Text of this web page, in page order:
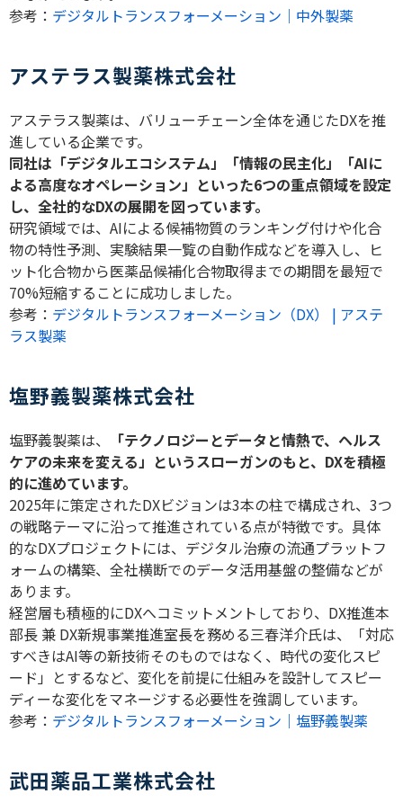
参考： デジタルトランスフォーメーション｜中外製薬
アステラス製薬株式会社
アステラス製薬は、バリューチェーン全体を通じたDXを推
進している企業です。
同社は「デジタルエコシステム」「情報の民主化」「AIに
よる高度なオペレーション」といった6つの重点領域を設定
し、全社的なDXの展開を図っています。
研究領域では、 AIによる候補物質のランキング付けや化合
物の特性予測、実験結果一覧の自動作成などを導入し、ヒ
ット化合物から医薬品候補化合物取得までの期間を最短で
70%短縮することに成功しました。
参考： デジタルトランスフォーメーション（DX） | アステ
ラス製薬
塩野義製薬株式会社
塩野義製薬は、
「テクノロジーとデータと情熱で、ヘルス
ケアの未来を変える」というスローガンのもと、 DXを積極
的に進めています。
2025年に策定されたDXビジョンは3本の柱で構成され、 3つ
の戦略テーマに沿って推進されている点が特徴です。具体
的なDXプロジェクトには、デジタル治療の流通プラットフ
ォームの構築、全社横断でのデータ活用基盤の整備などが
あります。
経営層も積極的にDXへコミットメントしており、 DX推進本
部長 兼 DX新規事業推進室長を務める三春洋介氏は、「対応
すべきはAI等の新技術そのものではなく、時代の変化スピ
ード」とするなど、変化を前提に仕組みを設計してスピー
ディーな変化をマネージする必要性を強調しています。
参考： デジタルトランスフォーメーション｜塩野義製薬
武田薬品工業株式会社